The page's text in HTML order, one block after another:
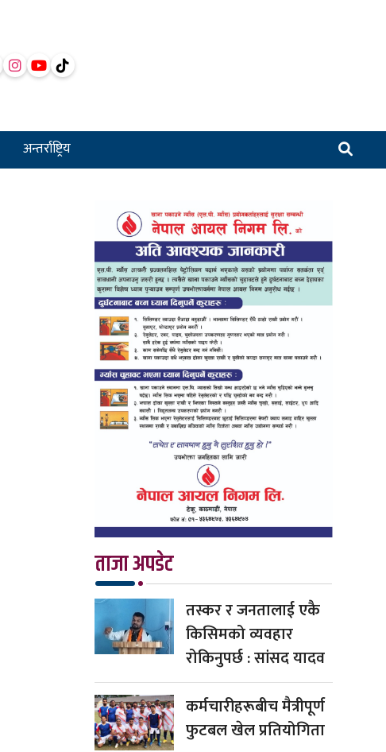
अन्तर्राष्ट्रिय
ताजा अपडेट
तस्कर र जनतालाई एकै
किसिमको व्यवहार
रोकिनुपर्छ : सांसद यादव
कर्मचारीहरूबीच मैत्रीपूर्ण
फुटबल खेल प्रतियोगिता